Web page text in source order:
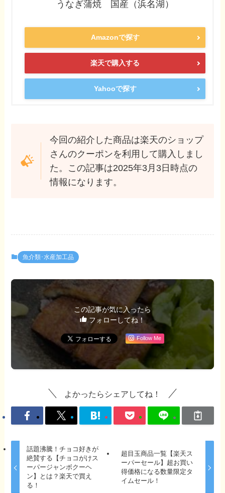
うなぎ蒲焼 国産（浜名湖）
Amazonで探す
楽天で購入する
Yahooで探す
今回の紹介した商品は楽天のショップ
さんのクーポンを利用して購入しまし
た。この記事は2025年3月3日時点の
情報になります。
魚介類･水産加工品
この記事が気に入ったら
フォローしてね！
Follow Me
よかったらシェアしてね！
話題沸騰！チョコ好きが
絶賛する【チョコがけス
ーパージャンボクーヘ
ン】とは？楽天で買え
る！
超目玉商品一覧【楽天ス
ーパーセール】超お買い
得価格になる数量限定タ
イムセール！